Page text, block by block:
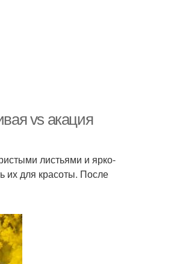
vs акация
листьями и ярко-
их для красоты. После